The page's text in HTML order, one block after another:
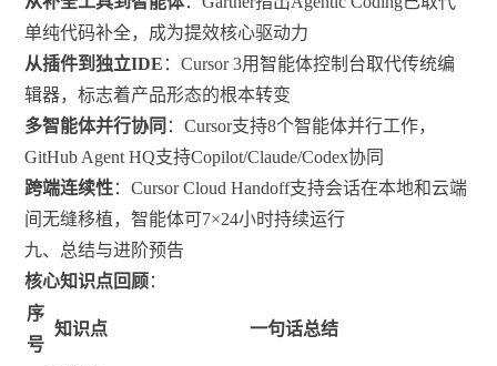
单纯代码补全，成为提效核心驱动力
从插件到独立IDE ：Cursor 3用智能体控制台取代传统编
辑器，标志着产品形态的根本转变
多智能体并行协同 ：Cursor支持8个智能体并行工作，
GitHub Agent HQ支持Copilot/Claude/Codex协同
跨端连续性：Cursor Cloud Handoff支持会话在本地和云端
间无缝移植，智能体可7×24小时持续运行
九、总结与进阶预告
核心知识点回顾：
序
号
知识点 一句话总结